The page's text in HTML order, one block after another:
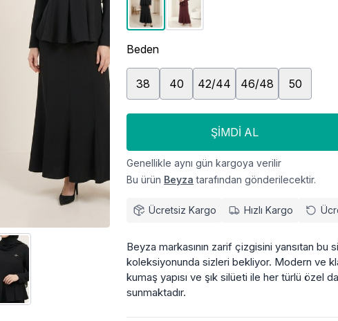
Beden
38 40 42/44 46/48 50
ŞIMDI AL
Genellikle aynı gün kargoya verilir
Bu ürün Beyza tarafından gönderilecektir.
Ücretsiz Kargo Hızlı Kargo
Beyza markasının zarif çizgisini yansıtan
koleksiyonunda sizleri bekliyor. Modern ve
kumaş yapısı ve şık silüeti ile her türlü özel
sunmaktadır.